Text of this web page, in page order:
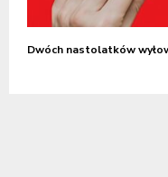
Dwóch nastolatków